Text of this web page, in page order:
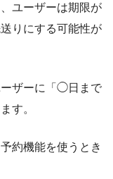
ユーザーは期限が
りにする可能性が
ーザーに「◯日まで
す。
約機能を使うとき